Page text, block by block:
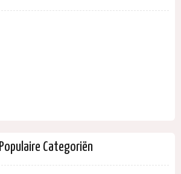
Populaire Categoriën